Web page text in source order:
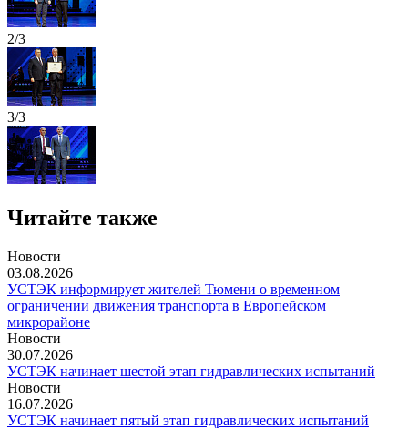
2/3
3/3
Читайте также
Новости
03.08.2026
УСТЭК информирует жителей Тюмени о временном
ограничении движения транспорта в Европейском
микрорайоне
Новости
30.07.2026
УСТЭК начинает шестой этап гидравлических испытаний
Новости
16.07.2026
УСТЭК начинает пятый этап гидравлических испытаний